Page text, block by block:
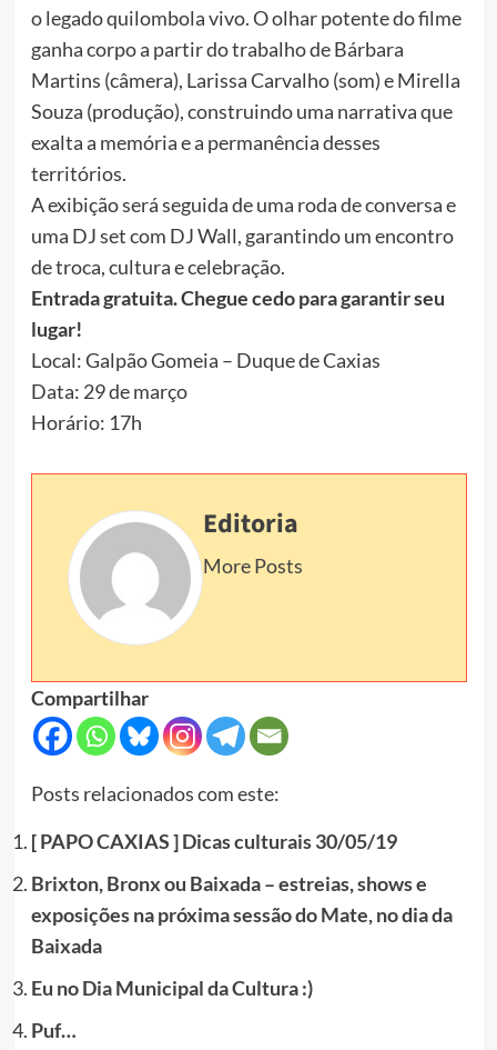
o legado quilombola vivo. O olhar potente do filme
ganha corpo a partir do trabalho de Bárbara
Martins (câmera), Larissa Carvalho (som) e Mirella
Souza (produção), construindo uma narrativa que
exalta a memória e a permanência desses
territórios.
A exibição será seguida de uma roda de conversa e
uma DJ set com DJ Wall, garantindo um encontro
de troca, cultura e celebração.
Entrada gratuita. Chegue cedo para garantir seu
lugar!
Local: Galpão Gomeia – Duque de Caxias
Data: 29 de março
Horário: 17h
Editoria
More Posts
Compartilhar
Posts relacionados com este:
[ PAPO CAXIAS ] Dicas culturais 30/05/19
Brixton, Bronx ou Baixada – estreias, shows e
exposições na próxima sessão do Mate, no dia da
Baixada
Eu no Dia Municipal da Cultura :)
Puf…